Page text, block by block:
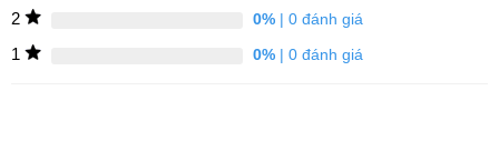
2 0%| 0 đánh giá
1 0%| 0 đánh giá